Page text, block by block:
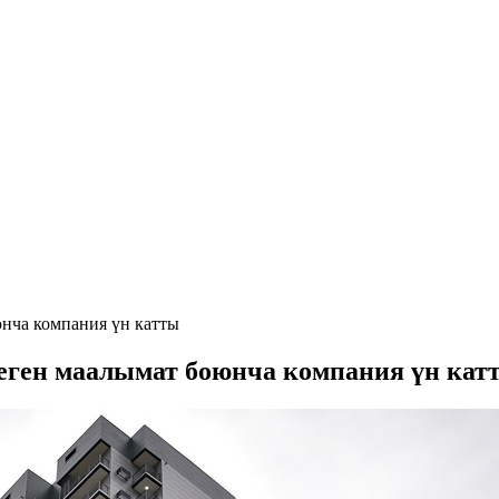
компания үн катты
маалымат боюнча компания үн